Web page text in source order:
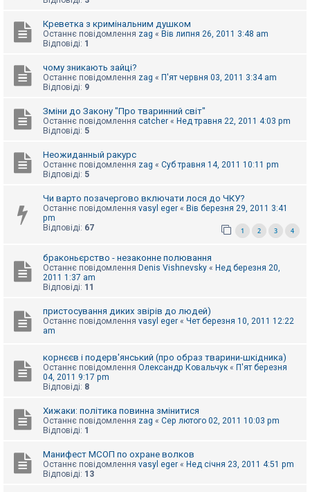
Креветка з кримінальним душком
Останнє повідомлення zag « Вів липня 26, 2011 3:48 am
Відповіді: 1
чому зникають зайці?
Останнє повідомлення zag « П'ят червня 03, 2011 3:34 am
Відповіді: 9
Зміни до Закону "Про тваринний світ"
Останнє повідомлення catcher « Нед травня 22, 2011 4:03 pm
Відповіді: 5
Неожиданный ракурс
Останнє повідомлення zag « Суб травня 14, 2011 10:11 pm
Відповіді: 5
Чи варто позачергово включати лося до ЧКУ?
Останнє повідомлення vasyl eger « Вів березня 29, 2011 3:41
pm
Відповіді: 67 1 2 3 4
браконьєрство - незаконне полювання
Останнє повідомлення Denis Vishnevsky « Нед березня 20,
2011 1:37 am
Відповіді: 11
пристосування диких звірів до людей)
Останнє повідомлення vasyl eger « Чет березня 10, 2011 12:22
am
корнєєв і подерв'янський (про образ тварини-шкідника)
Останнє повідомлення Олександр Ковальчук « П'ят березня
04, 2011 9:17 pm
Відповіді: 8
Хижаки: політика повинна змінитися
Останнє повідомлення zag « Сер лютого 02, 2011 10:03 pm
Відповіді: 1
Манифест МСОП по охране волков
Останнє повідомлення vasyl eger « Нед січня 23, 2011 4:51 pm
Відповіді: 13